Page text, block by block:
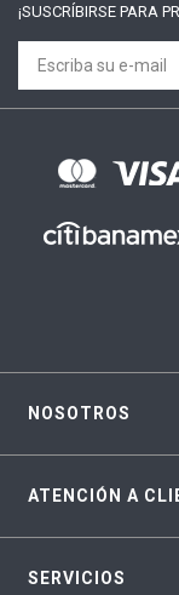
¡SUSCRÍBIRSE PARA
NOSOTROS
ATENCIÓN A
SERVICIOS